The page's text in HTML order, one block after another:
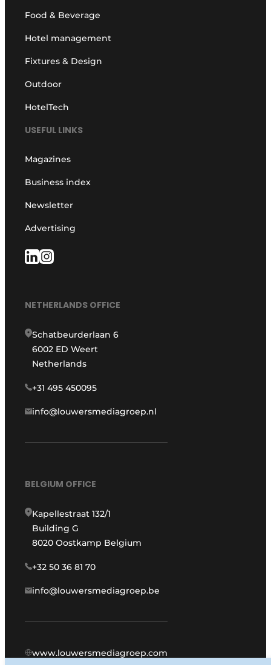
Food & Beverage
Hotel management
Fixtures & Design
Outdoor
HotelTech
USEFUL LINKS
Magazines
Business index
Newsletter
Advertising
NETHERLANDS OFFICE
Schatbeurderlaan 6
6002 ED Weert
Netherlands
+31 495 450095
info@louwersmediagroep.nl
BELGIUM OFFICE
Kapellestraat 132/1
Building G
8020 Oostkamp Belgium
+32 50 36 81 70
info@louwersmediagroep.be
www.louwersmediagroep.com